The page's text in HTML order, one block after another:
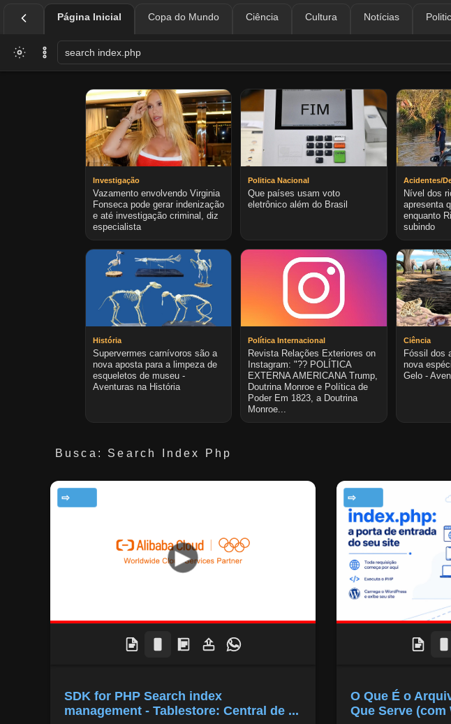
Página Inicial Copa do Mundo Ciência Cultura Notícias
Investigação
Vazamento envolvendo Virginia
Fonseca pode gerar indenização
e até investigação criminal, diz
especialista
Politica Nacional
Que países usam voto
eletrônico além do Brasil
Acidentes/
Nível dos
apresenta
enquanto
subindo
História
Supervermes carnívoros são a
nova aposta para a limpeza de
esqueletos de museu -
Aventuras na História
Política Internacional
Revista Relações Exteriores on
Instagram: "?? POLÍTICA
EXTERNA AMERICANA Trump,
Doutrina Monroe e Política de
Poder Em 1823, a Doutrina
Monroe...
Ciência
Fóssil dos
nova
Gelo -
Busca: Search Index Php
TECNOLOGIA
SDK for PHP Search index
management - Tablestore: Central de ...
TECNOLOGIA
O Que É o
Que Serve (com